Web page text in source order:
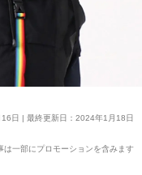
日 | 最終更新日：2024年1月18日
は一部にプロモーションを含みます